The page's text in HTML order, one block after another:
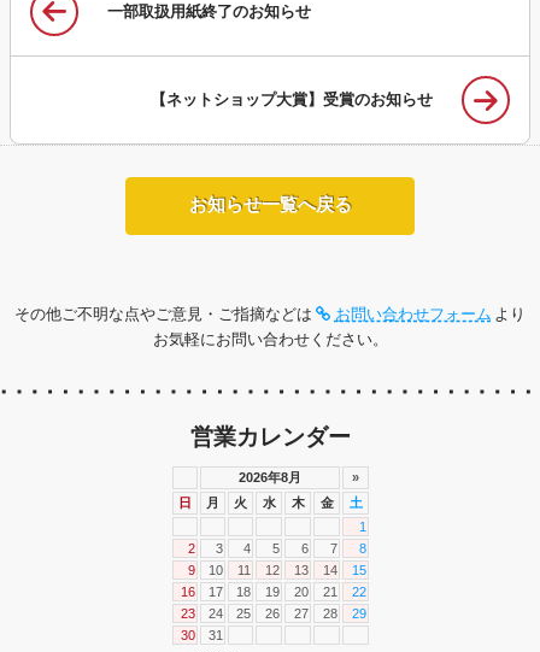
一部取扱用紙終了のお知らせ
【ネットショップ大賞】受賞のお知らせ
お知らせ一覧へ戻る
その他ご不明な点やご意見・ご指摘などは お問い合わせフォーム より
お気軽にお問い合わせください。
営業カレンダー